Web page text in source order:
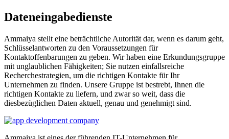
Dateneingabedienste
Ammaiya stellt eine beträchtliche Autorität dar, wenn es darum geht,
Schlüsselantworten zu den Voraussetzungen für
Kontaktoffenbarungen zu geben. Wir haben eine Erkundungsgruppe
mit unglaublichen Fähigkeiten; Sie nutzen einfallsreiche
Recherchestrategien, um die richtigen Kontakte für Ihr
Unternehmen zu finden. Unsere Gruppe ist bestrebt, Ihnen die
richtigen Kontakte zu liefern, und zwar so weit, dass die
diesbezüglichen Daten aktuell, genau und genehmigt sind.